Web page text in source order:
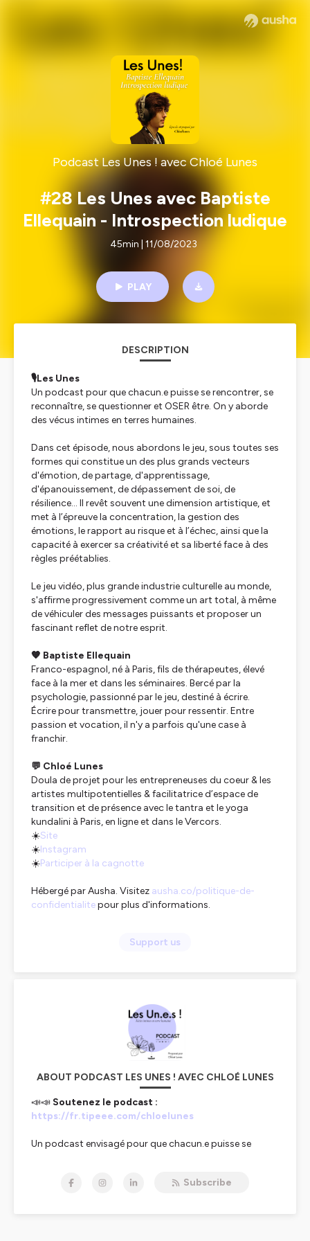
Podcast Les Unes ! avec Chloé Lunes
#28 Les Unes avec Baptiste
Ellequain - Introspection ludique
45min | 11/08/2023
PLAY
DESCRIPTION
🎙️Les Unes
Un podcast pour que chacun.e puisse se rencontrer, se
reconnaître, se questionner et OSER être. On y aborde
des vécus intimes en terres humaines.
Dans cet épisode, nous abordons le jeu, sous toutes ses
formes qui constitue un des plus grands vecteurs
d'émotion, de partage, d'apprentissage,
d'épanouissement, de dépassement de soi, de
résilience… Il revêt souvent une dimension artistique, et
met à l’épreuve la concentration, la gestion des
émotions, le rapport au risque et à l’échec, ainsi que la
capacité à exercer sa créativité et sa liberté face à des
règles préétablies.
Le jeu vidéo, plus grande industrie culturelle au monde,
s'affirme progressivement comme un art total, à même
de véhiculer des messages puissants et proposer un
fascinant reflet de notre esprit.
🧡 Baptiste Ellequain
Franco-espagnol, né à Paris, fils de thérapeutes, élevé
face à la mer et dans les séminaires. Bercé par la
psychologie, passionné par le jeu, destiné à écrire.
Écrire pour transmettre, jouer pour ressentir. Entre
passion et vocation, il n'y a parfois qu'une case à
franchir.
💬 Chloé Lunes
Doula de projet pour les entrepreneuses du coeur & les
artistes multipotentielles & facilitatrice d’espace de
transition et de présence avec le tantra et le yoga
kundalini à Paris, en ligne et dans le Vercors.
☀️Site
☀️Instagram
☀️Participer à la cagnotte
Hébergé par Ausha. Visitez ausha.co/politique-de-
confidentialitepour plus d'informations.
Support us
ABOUT PODCAST LES UNES ! AVEC CHLOÉ LUNES
📣📣 Soutenez le podcast :
https://fr.tipeee.com/chloelunes
Un podcast envisagé pour que chacun.e puisse se
qui sont parfois mal comprises, inconnues ou réservés
Subscribe